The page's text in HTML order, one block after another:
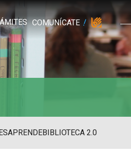
COMUNÍCATE
APRENDEBIBLIOTECA 2.0